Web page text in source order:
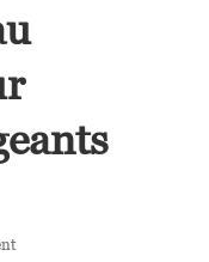
Monde,
Et
Qualité
On